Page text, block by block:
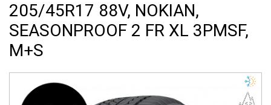
205/45R17 88V, NOKIAN,
SEASONPROOF 2 FR XL 3PMSF,
M+S